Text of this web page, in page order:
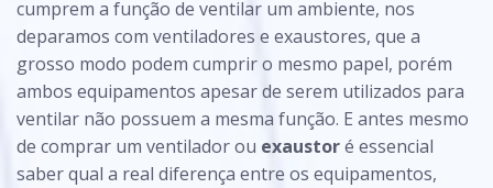
cumprem a função de ventilar um ambiente, nos
deparamos com ventiladores e exaustores, que a
grosso modo podem cumprir o mesmo papel, porém
ambos equipamentos apesar de serem utilizados para
ventilar não possuem a mesma função. E antes mesmo
de comprar um ventilador ou exaustoré essencial
saber qual a real diferença entre os equipamentos,